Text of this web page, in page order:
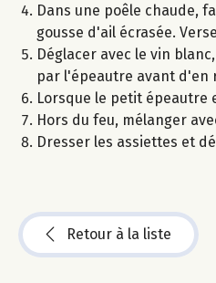
Dans une poêle chaude,
gousse d'ail écrasée.
Déglacer avec le vin
par l'épeautre avant d'en
Lorsque le petit épeautre
Hors du feu, mélanger
Dresser les assiettes et
Retour à la liste